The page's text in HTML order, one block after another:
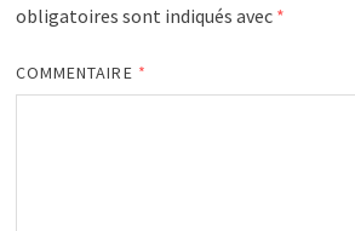
obligatoires sont indiqués avec *
COMMENTAIRE *